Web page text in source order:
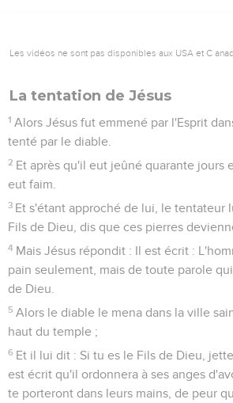
Les vidéos ne sont pas disponibles aux USA et C
La tentation de Jésus
1 Alors Jésus fut emmené par l'Esprit
tenté par le diable.
2 Et après qu'il eut jeûné quarante jours
eut faim.
3 Et s'étant approché de lui, le tentateur
Fils de Dieu, dis que ces pierres
4 Mais Jésus répondit : Il est écrit :
pain seulement, mais de toute parole
de Dieu.
5 Alors le diable le mena dans la ville
haut du temple ;
6 Et il lui dit : Si tu es le Fils de Dieu,
est écrit qu'il ordonnera à ses anges
te porteront dans leurs mains, de peur